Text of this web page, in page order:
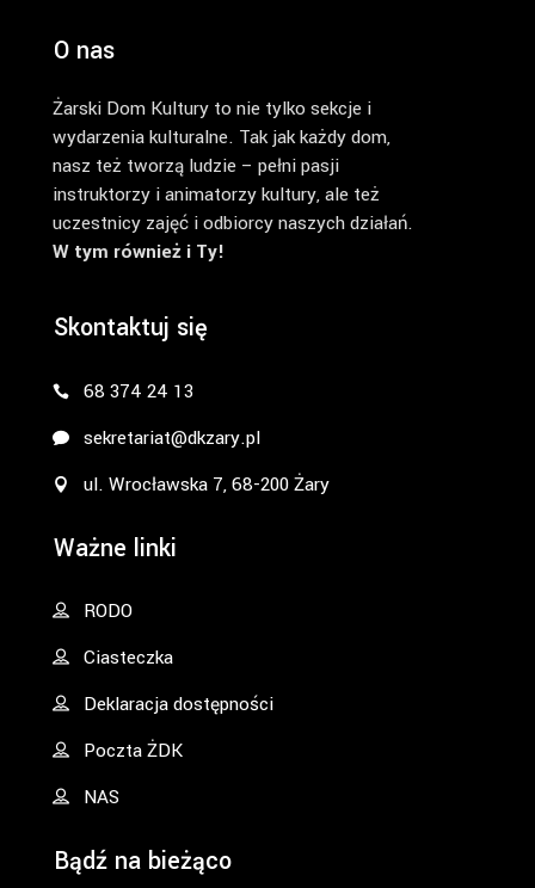
O nas
Żarski Dom Kultury to nie tylko sekcje i
wydarzenia kulturalne. Tak jak każdy dom,
nasz też tworzą ludzie – pełni pasji
instruktorzy i animatorzy kultury, ale też
uczestnicy zajęć i odbiorcy naszych działań.
W tym również i Ty!
Skontaktuj się
68 374 24 13
sekretariat@dkzary.pl
ul. Wrocławska 7, 68-200 Żary
Ważne linki
RODO
Ciasteczka
Deklaracja dostępności
Poczta ŻDK
NAS
Bądź na bieżąco